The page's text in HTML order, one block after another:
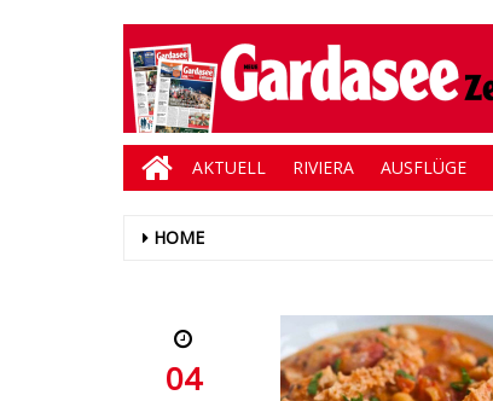
AKTUELL RIVIERA AUSFLÜGE
HOME
04